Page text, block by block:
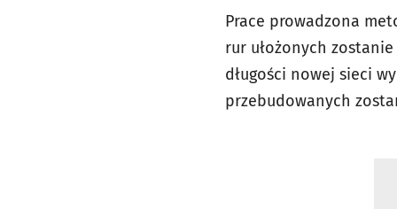
Prace prowadzona
rur ułożonych
długości nowej sieci
przebudowanych